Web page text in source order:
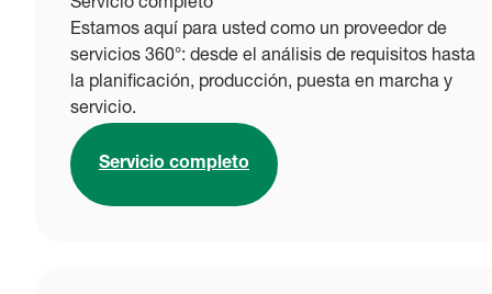
Servicio completo
Estamos aquí para usted como un proveedor de
servicios 360°: desde el análisis de requisitos hasta
la planificación, producción, puesta en marcha y
servicio.
Servicio completo